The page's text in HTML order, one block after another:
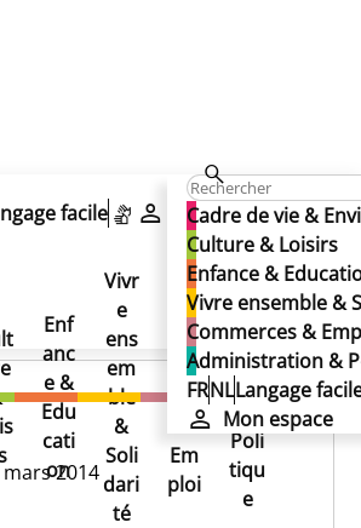
Cadre de vie &
Culture & Loisirs
Enfance &
Vivre ensemble &
Commerces &
Administration &
FRNLLangage
Mon espace
facile
Mon espace
Enf
anc
e &
Edu
cati
on
Vivr
e
ens
em
ble
&
Soli
dari
té
Co
mm
erc
es
&
Em
ploi
Ad
min
istr
atio
n &
Poli
tiqu
e
2014